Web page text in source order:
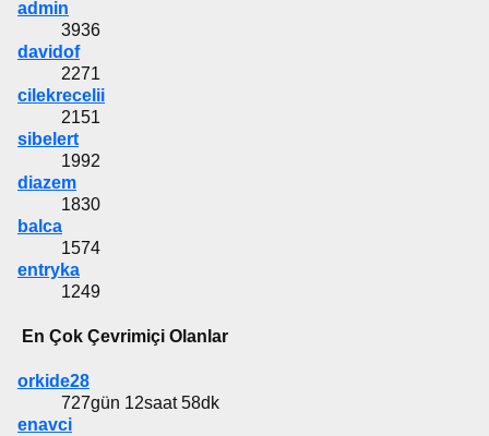
admin
3936
davidof
2271
cilekrecelii
2151
sibelert
1992
diazem
1830
balca
1574
entryka
1249
En Çok Çevrimiçi Olanlar
orkide28
727gün 12saat 58dk
enavci